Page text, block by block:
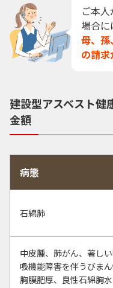
ご本
場合に
母、孫
の請
建設型アスベスト健
金額
病態
石綿肺
中皮腫、肺がん、著し
吸機能障害を伴うびま
胸膜肥厚、良性石綿胸水